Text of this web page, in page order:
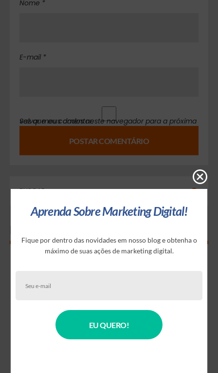
Nome *
E-mail *
Salvar meus dados neste navegador para a próxima vez que eu comentar.
2026
ZERO-PARTY DATA: COMO COLETAR
Aprenda Sobre Marketing Digital!
Fique por dentro das novidades em nosso blog e obtenha o
máximo de suas ações de marketing digital.
EU QUERO!